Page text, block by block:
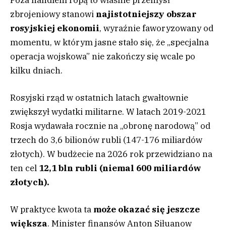
zbrojeniowy stanowi najistotniejszy obszar
rosyjskiej ekonomii, wyraźnie faworyzowany od
momentu, w którym jasne stało się, że „specjalna
operacja wojskowa” nie zakończy się wcale po
kilku dniach.
Rosyjski rząd w ostatnich latach gwałtownie
zwiększył wydatki militarne. W latach 2019-2021
Rosja wydawała rocznie na „obronę narodową” od
trzech do 3,6 bilionów rubli (147-176 miliardów
złotych). W budżecie na 2026 rok przewidziano na
ten cel 12,1 bln rubli (niemal 600 miliardów
złotych).
W praktyce kwota ta może okazać się jeszcze
większa. Minister finansów Anton Siłuanow